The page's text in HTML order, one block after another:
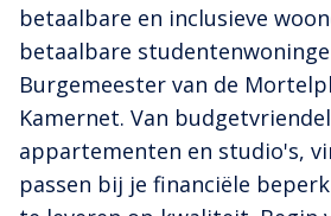
betaalbare en inclusieve
betaalbare
Burgemeester van de
Kamernet. Van
appartementen en studio's,
passen bij je financiële